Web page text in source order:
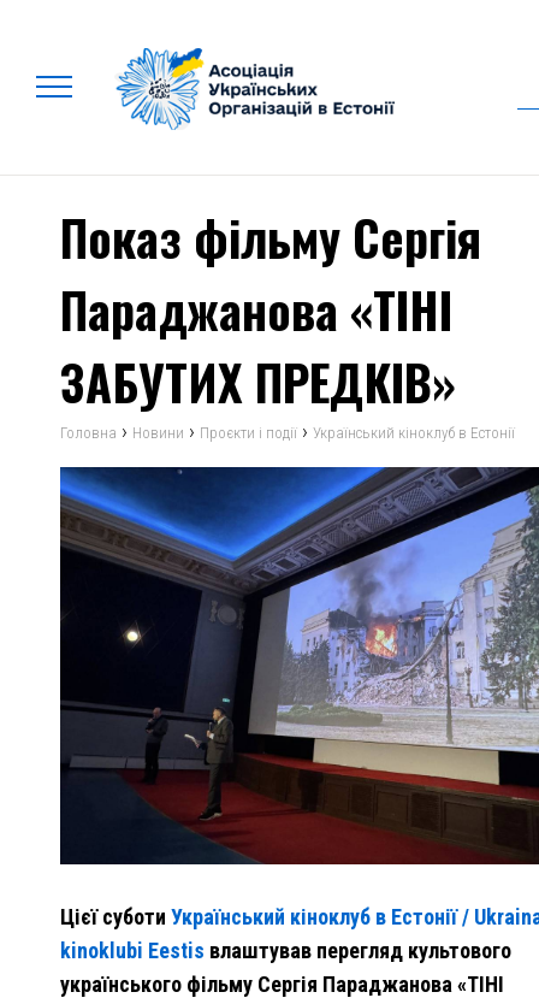
Показ фільму Сергія
Параджанова «ТІНІ
ЗАБУТИХ ПРЕДКІВ»
Головна › Новини › Проєкти і події › Український кіноклуб в Естонії
Цієї суботи Український кіноклуб в Естонії /
kinoklubi Eestis влаштував перегляд культового
українського фільму Сергія Параджанова «ТІНІ